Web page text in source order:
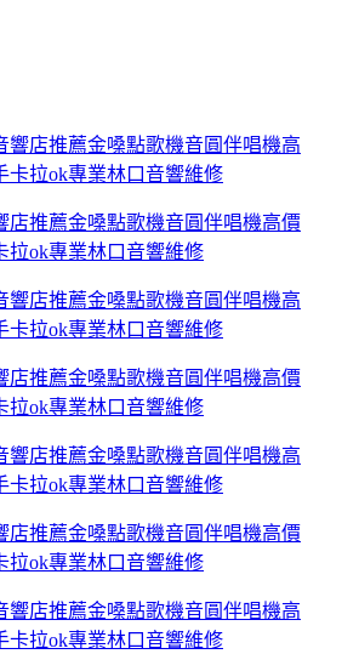
店推薦金嗓點歌機音圓伴唱機高價
拉ok專業林口音響維修
店推薦金嗓點歌機音圓伴唱機高價
拉ok專業林口音響維修
店推薦金嗓點歌機音圓伴唱機高價
拉ok專業林口音響維修